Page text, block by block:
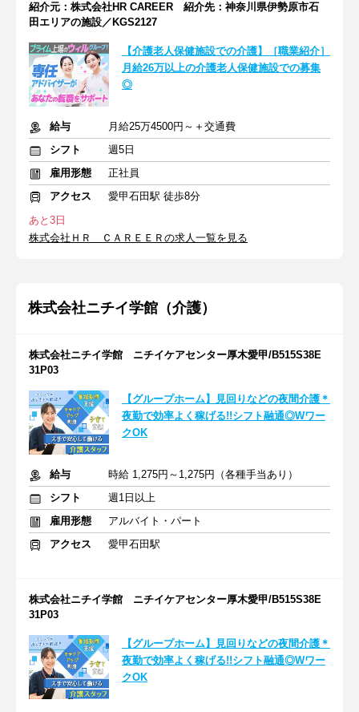
紹介元：株式会社HR CAREER 紹介先：神奈川県伊勢原市石
田エリアの施設／KGS2127
【介護老人保健施設での介護】［職業紹介］
月給26万以上の介護老人保健施設での募集
◎
給与
月給25万4500円～＋交通費
シフト
週5日
雇用形態
正社員
アクセス
愛甲石田駅 徒歩8分
あと3日
株式会社ＨＲ ＣＡＲＥＥＲの求人一覧を見る
株式会社ニチイ学館（介護）
株式会社ニチイ学館 ニチイケアセンター厚木愛甲/B515S38E
31P03
【グループホーム】見回りなどの夜間介護＊
夜勤で効率よく稼げる!!シフト融通◎Wワー
クOK
給与
時給 1,275円～1,275円（各種手当あり）
シフト
週1日以上
雇用形態
アルバイト・パート
アクセス
愛甲石田駅
株式会社ニチイ学館 ニチイケアセンター厚木愛甲/B515S38E
31P03
【グループホーム】見回りなどの夜間介護＊
夜勤で効率よく稼げる!!シフト融通◎Wワー
クOK